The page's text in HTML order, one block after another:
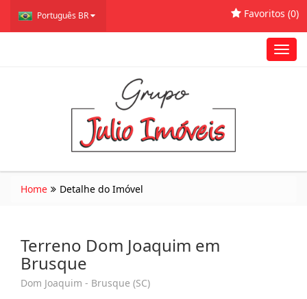
Português BR Favoritos (0)
Home Detalhe do Imóvel
Terreno Dom Joaquim em
Brusque
Dom Joaquim - Brusque (SC)